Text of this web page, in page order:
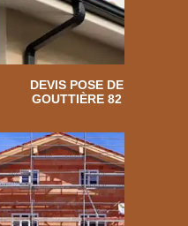
DEVIS POSE DE
GOUTTIÈRE 82